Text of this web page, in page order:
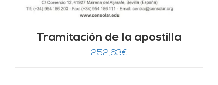
Tramitación de la apostilla
252,63€